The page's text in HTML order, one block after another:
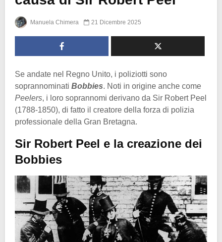
Manuela Chimera 21 Dicembre 2025
Se andate nel Regno Unito, i poliziotti sono
soprannominati Bobbies. Noti in origine anche come
Peelers, i loro soprannomi derivano da Sir Robert Peel
(1788-1850), di fatto il creatore della forza di polizia
professionale della Gran Bretagna.
Sir Robert Peel e la creazione dei
Bobbies